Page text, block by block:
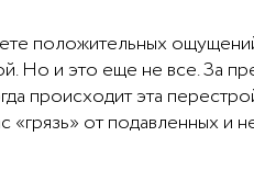
положительных
Но и это еще не все. За
происходит эта
от подавленных и